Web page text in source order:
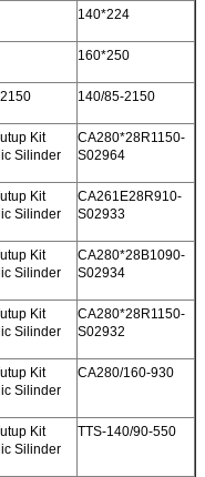
140*224
160*250
140/85-2150
Kit
Silinder
CA280*28R1150-
S02964
Kit
Silinder
CA261E28R910-
S02933
Kit
Silinder
CA280*28B1090-
S02934
Kit
Silinder
CA280*28R1150-
S02932
Kit
Silinder
CA280/160-930
Kit
Silinder
TTS-140/90-550